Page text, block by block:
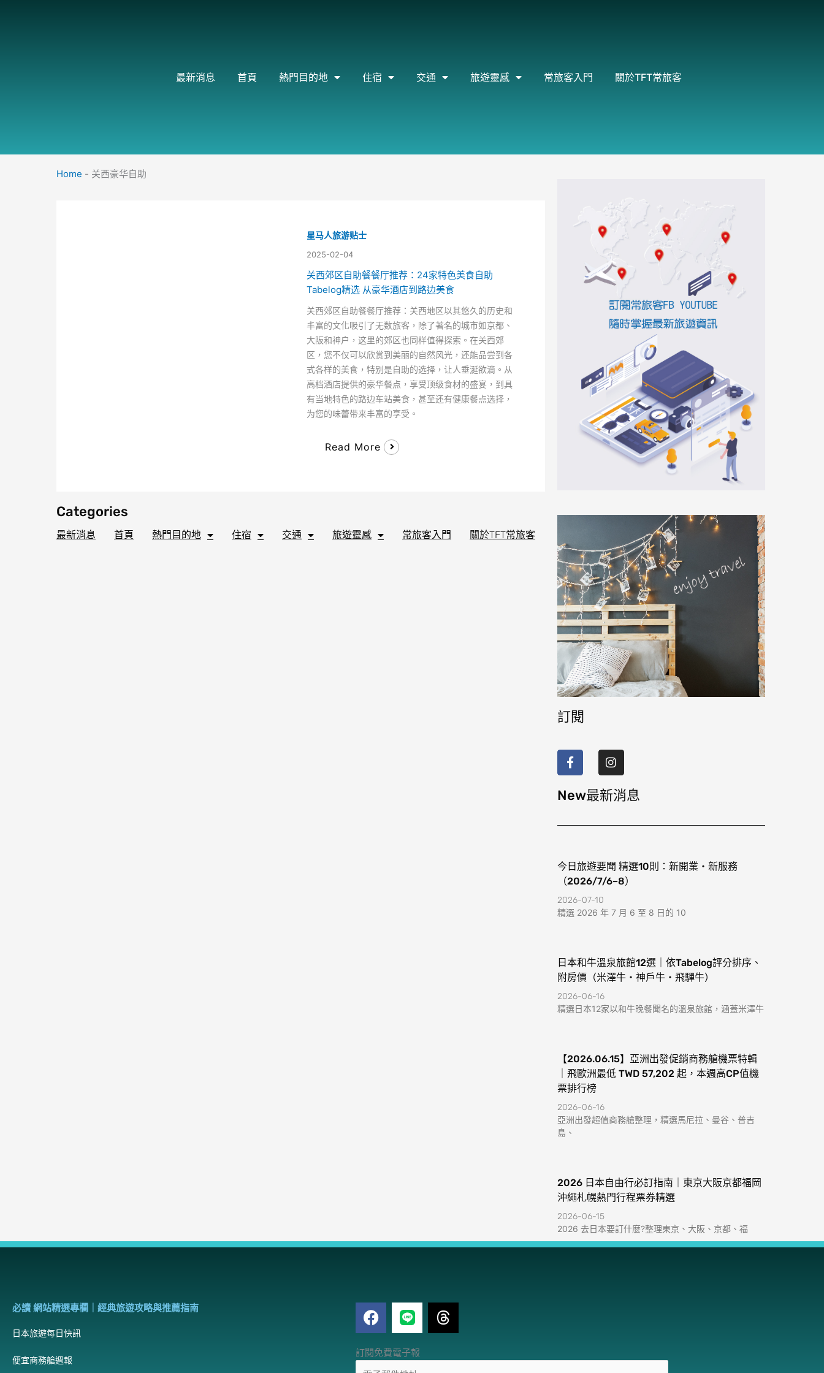
最新消息 首頁 熱門目的地 住宿 交通 旅遊靈感 常旅客入門 關於TFT常旅客
Home - 关西豪华自助
星马人旅游贴士
2025-02-04
关西郊区自助餐餐厅推荐：24家特色美食自助
Tabelog精选 从豪华酒店到路边美食
关西郊区自助餐餐厅推荐：关西地区以其悠久的历史和
丰富的文化吸引了无数旅客，除了著名的城市如京都、
大阪和神户，这里的郊区也同样值得探索。在关西郊
区，您不仅可以欣赏到美丽的自然风光，还能品尝到各
式各样的美食，特别是自助的选择，让人垂涎欲滴。从
高档酒店提供的豪华餐点，享受顶级食材的盛宴，到具
有当地特色的路边车站美食，甚至还有健康餐点选择，
为您的味蕾带来丰富的享受。
Read More
Categories
最新消息 首頁 熱門目的地 住宿 交通 旅遊靈感 常旅客入門 關於TFT常旅客
訂閱
a
c
e
b
o
k
n
s
t
a
g
a
New最新消息
今日旅遊要聞 精選10則：新開業・新服務
（2026/7/6–8）
2026-07-10
精選 2026 年 7 月 6 至 8 日的 10
日本和牛溫泉旅館12選｜依Tabelog評分排序、
附房價（米澤牛・神戶牛・飛驒牛）
2026-06-16
精選日本12家以和牛晚餐聞名的溫泉旅館，涵蓋米澤牛
【2026.06.15】亞洲出發促銷商務艙機票特輯
｜飛歐洲最低 TWD 57,202 起，本週高CP值機
票排行榜
2026-06-16
亞洲出發超值商務艙整理，精選馬尼拉、曼谷、普吉
島、
2026 日本自由行必訂指南｜東京大阪京都福岡
沖繩札幌熱門行程票券精選
2026-06-15
2026 去日本要訂什麼?整理東京、大阪、京都、福
必讀 網站精選專欄｜經典旅遊攻略與推薦指南
日本旅遊每日快訊
便宜商務艙週報
F
a
e
T
h
訂閱免費電子報
電